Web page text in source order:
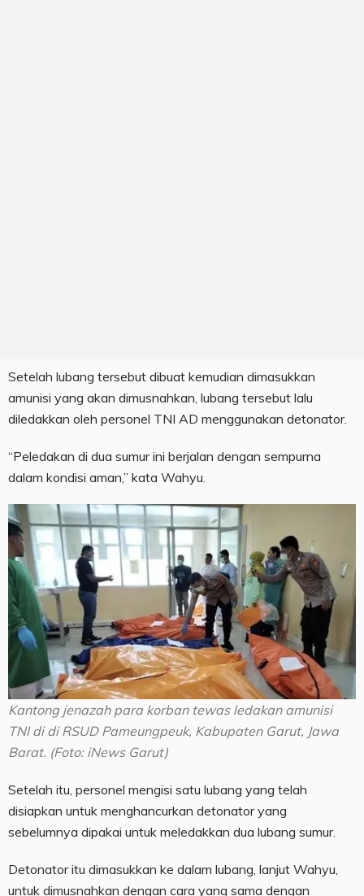
Setelah lubang tersebut dibuat kemudian dimasukkan
amunisi yang akan dimusnahkan, lubang tersebut lalu
diledakkan oleh personel TNI AD menggunakan detonator.
“Peledakan di dua sumur ini berjalan dengan sempurna
dalam kondisi aman,” kata Wahyu.
Kantong jenazah para korban tewas ledakan amunisi
TNI di di RSUD Pameungpeuk, Kabupaten Garut, Jawa
Barat. (Foto: iNews Garut)
Setelah itu, personel mengisi satu lubang yang telah
disiapkan untuk menghancurkan detonator yang
sebelumnya dipakai untuk meledakkan dua lubang sumur.
Detonator itu dimasukkan ke dalam lubang, lanjut Wahyu,
untuk dimusnahkan dengan cara yang sama dengan